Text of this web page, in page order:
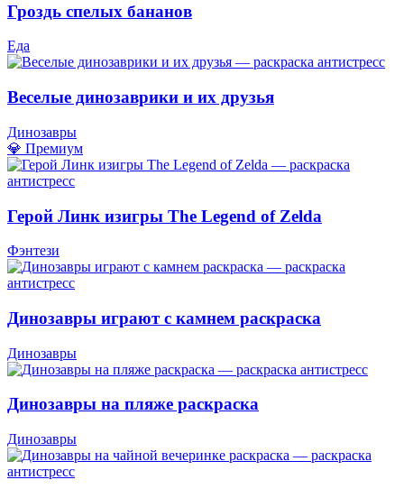
Гроздь спелых бананов
Еда
Веселые динозаврики и их друзья
Динозавры
💎 Премиум
Герой Линк изигры The Legend of Zelda
Фэнтези
Динозавры играют с камнем раскраска
Динозавры
Динозавры на пляже раскраска
Динозавры